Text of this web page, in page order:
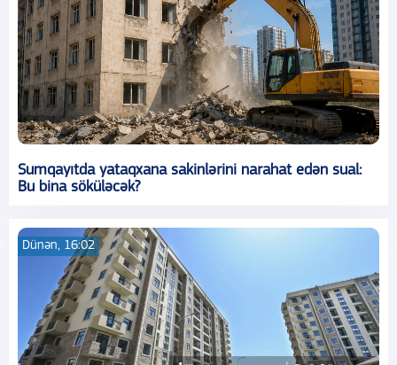
Sumqayıtda yataqxana sakinlərini narahat edən sual:
Bu bina söküləcək?
Dünən, 16:02